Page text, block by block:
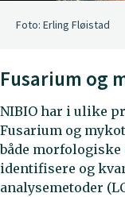
Foto: Erling Fløistad
Fusarium og
NIBIO har i ulike
Fusarium og
både
identifisere og
analysemetoder